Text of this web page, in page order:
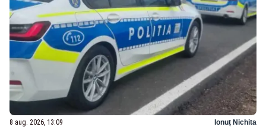
8 aug. 2026, 13:09 Ionuț Nichita